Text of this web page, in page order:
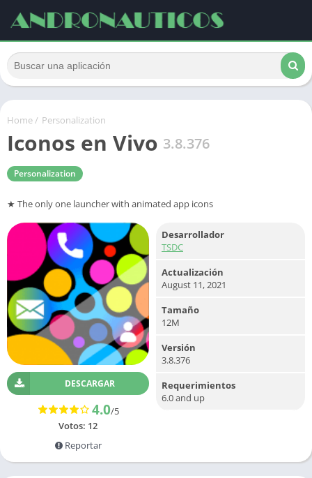
Home/ Personalization
Iconos en Vivo 3.8.376
Personalization
★ The only one launcher with animated app icons
DESCARGAR
4.0/5
Votos: 12
Reportar
Desarrollador
TSDC
Actualización
August 11, 2021
Tamaño
12M
Versión
3.8.376
Requerimientos
6.0 and up